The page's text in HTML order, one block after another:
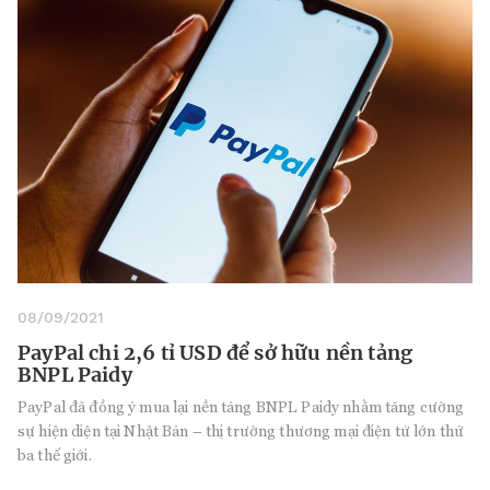
08/09/2021
PayPal chi 2,6 tỉ USD để sở hữu nền tảng
BNPL Paidy
PayPal đã đồng ý mua lại nền tảng BNPL Paidy nhằm tăng cường
sự hiện diện tại Nhật Bản – thị trường thương mại điện tử lớn thứ
ba thế giới.